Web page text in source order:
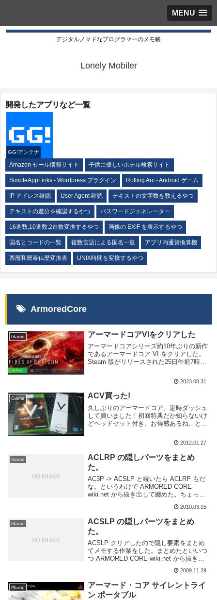
MENU
デジタルノマドなプログラマーのメモ帳
Lonely Mobiler
開発したアプリなど一覧
GG!アンテナ
Amazon セール情報サイト 子供に優しいホテル検索サイト
SimpleAppLinks - Wordpress プラグイン Rolling Arc - Android ゲーム
IP アドレス確認 User Agent 確認 テキストの文字数を数えるやつ
テキストの差分を確認するやつ パスワードジェネレーター
16進数,10進数,2進数変換するやつ 画像の EXIF を表示するやつ
国名とコードの一覧 複数言語による国名一覧 アプリ内通貨換算機
西暦和暦泰仏歴変換表 UNIX時間を変換するやつ
ArmoredCore
Game アーマードコアVIをクリアした
アーマードコアシリーズ約10年ぶりの新作
であるアーマードコア VI をクリアした。
Steam 版がリリースされた25日午前7時か
までやり遂げた。こんなにゲームしたのは
20年ぶりぐらいだろうか。それぐら...
2023.08.31
Game ACV買った!
久しぶりのアーマードコア、定時ダッシュ
して買いました！初回特典だか知らないけ
どヘッドセット付き。お得感あるね。とは
にでもがっつりやりたいですね。
ARMORED CORE V(アーマード・コア フ
ァイブ)...
2012.01.27
Game
ACLRP の隠しパーツをまとめ
た。
AC3P -> ACSLP と続いたら ACLRP もだ
な。というわけで ARMORED CORE-
wiki.net から抜き出して纏めた。ちょっと
は諦めた＼(^o^)／08:00-10:00 前線...2010.03.15
Game
ACSLP の隠しパーツをまとめ
た。
ACSLP クリアしたので隠し要素をまとめ
てメモする作業をした。まとめたといいつ
つ ARMORED CORE-wiki.net から抜き出
ません・・・ミッション 旧都市区 侵入者
撃破/TACIT CLE...
2009.11.29
Game
アーマード・コア サイレントライ
ン ポータブル